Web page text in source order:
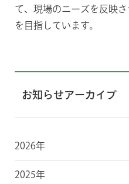
て、現場のニーズを反映さ
を目指しています。
お知らせアーカイブ
2026年
2025年